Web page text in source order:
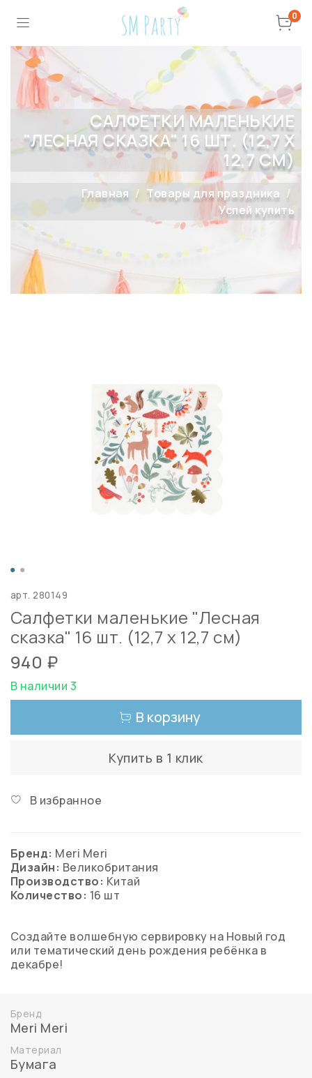
0
САЛФЕТКИ МАЛЕНЬКИЕ
"ЛЕСНАЯ СКАЗКА" 16 ШТ. (12,7 Х
12,7 СМ)
Главная
Товары для праздника
Успей купить
арт.280149
Салфетки маленькие "Лесная
сказка" 16 шт. (12,7 х 12,7 см)
940 ₽
В наличии 3
В корзину
Купить в 1 клик
В избранное
Бренд: Meri Meri
Дизайн: Великобритания
Производство: Китай
Количество: 16 шт
Создайте волшебную сервировку на Новый год
или тематический день рождения ребёнка в
декабре!
Бренд
Meri Meri
Материал
Бумага